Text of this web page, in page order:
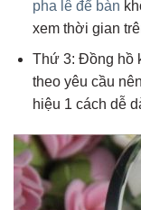
pha lê để bàn
xem thời gian
Thứ 3: Đồng hồ
theo yêu cầu
hiệu 1 cách dễ